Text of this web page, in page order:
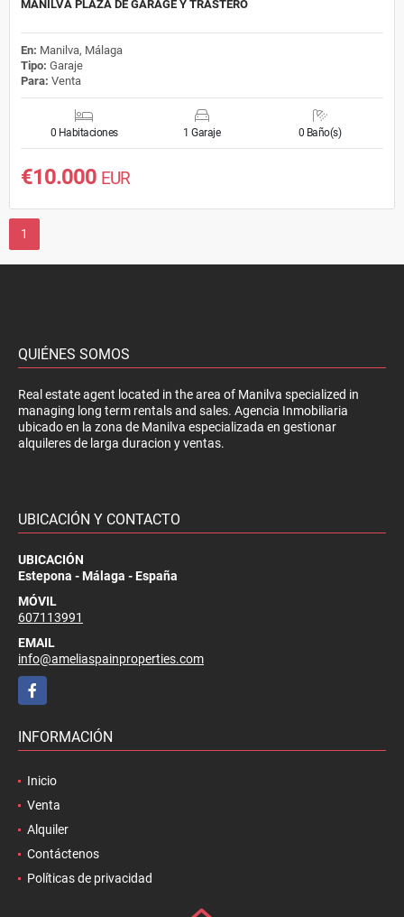
MANILVA PLAZA DE GARAGE Y TRASTERO
En: Manilva, Málaga
Tipo: Garaje
Para: Venta
0 Habitaciones 1 Garaje 0 Baño(s)
€10.000 EUR
1
QUIÉNES SOMOS
Real estate agent located in the area of Manilva specialized in
managing long term rentals and sales. Agencia Inmobiliaria
ubicado en la zona de Manilva especializada en gestionar
alquileres de larga duracion y ventas.
UBICACIÓN Y CONTACTO
UBICACIÓN
Estepona - Málaga - España
MÓVIL
607113991
EMAIL
info@ameliaspainproperties.com
Facebook
INFORMACIÓN
Inicio
Venta
Alquiler
Contáctenos
Políticas de privacidad